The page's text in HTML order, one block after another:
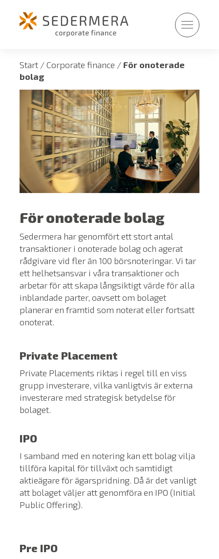
innehållet
Start /Corporate finance / För onoterade
bolag
För onoterade bolag
Sedermera har genomfört ett stort antal
transaktioner i onoterade bolag och agerat
rådgivare vid fler än 100 börsnoteringar. Vi tar
ett helhetsansvar i våra transaktioner och
arbetar för att skapa långsiktigt värde för alla
inblandade parter, oavsett om bolaget
planerar en framtid som noterat eller fortsatt
onoterat.
Private Placement
Private Placements riktas i regel till en viss
grupp investerare, vilka vanligtvis är externa
investerare med strategisk betydelse för
bolaget.
IPO
I samband med en notering kan ett bolag vilja
tillföra kapital för tillväxt och samtidigt
aktieägare för ägarspridning. Då är det vanligt
att bolaget väljer att genomföra en IPO (Initial
Public Offering).
Pre IPO